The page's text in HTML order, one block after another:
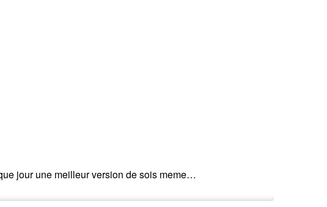
jour une meilleur version de sois meme…